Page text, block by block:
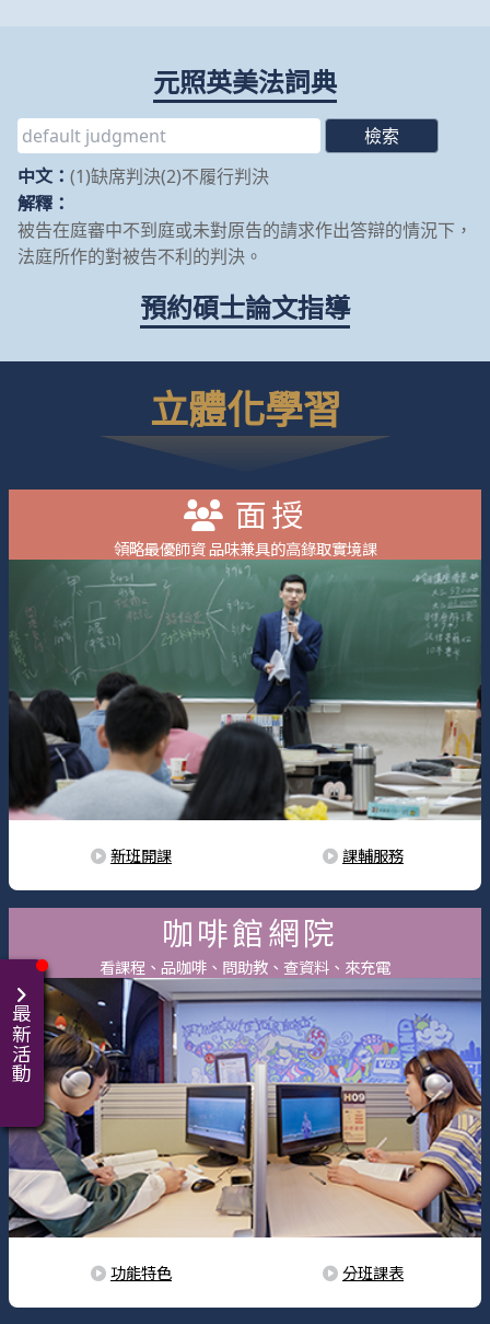
元照英美法詞典
中文： (1)缺席判決(2)不履行判決
解釋：
被告在庭審中不到庭或未對原告的請求作出答辯的情況下，
法庭所作的對被告不利的判決。
預約碩士論文指導
立體化學習
面授
領略最優師資 品味兼具的高錄取實境課
新班開課 課輔服務
咖啡館網院
看課程、品咖啡、問助教、查資料、來充電
功能特色 分班課表
最新活動